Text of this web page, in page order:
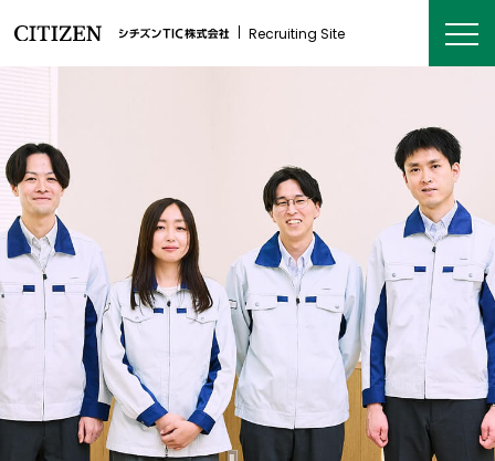
Recruiting Site
About
会社を知る
シチズンTICとは